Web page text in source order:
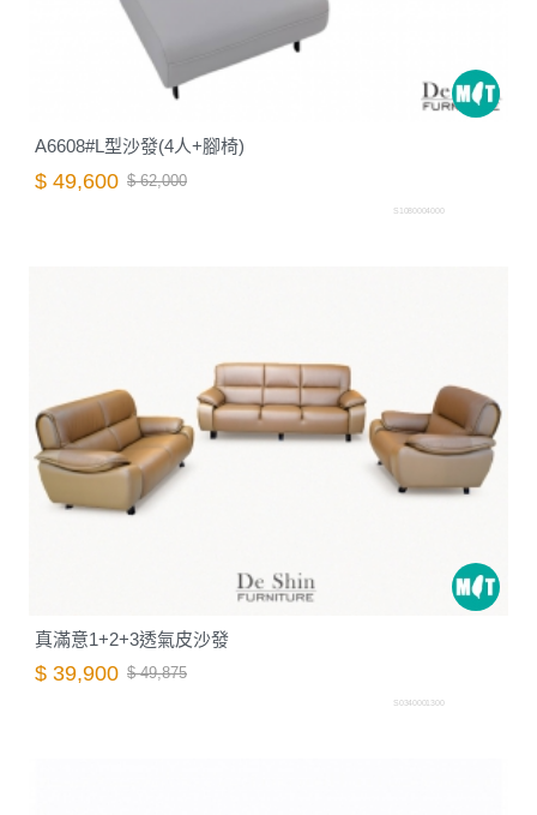
A6608#L型沙發(4人+腳椅)
$ 49,600 $ 62,000
S1080004000
真滿意1+2+3透氣皮沙發
$ 39,900 $ 49,875
S0340001300